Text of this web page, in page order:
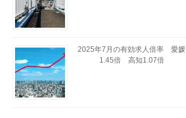
2025年7月の有効求人倍率 愛媛
1.45倍 高知1.07倍